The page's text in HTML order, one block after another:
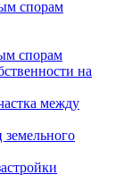
спорам
спорам
на
между